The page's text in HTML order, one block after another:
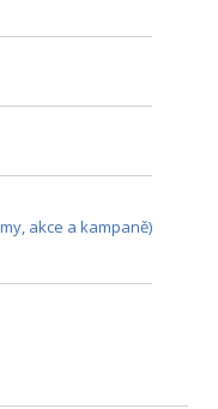
akce a kampaně)